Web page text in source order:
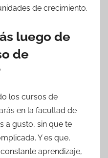
de crecimiento.
luego de
de
los cursos de
en la facultad de
a gusto, sin que te
Y es que,
aprendizaje,